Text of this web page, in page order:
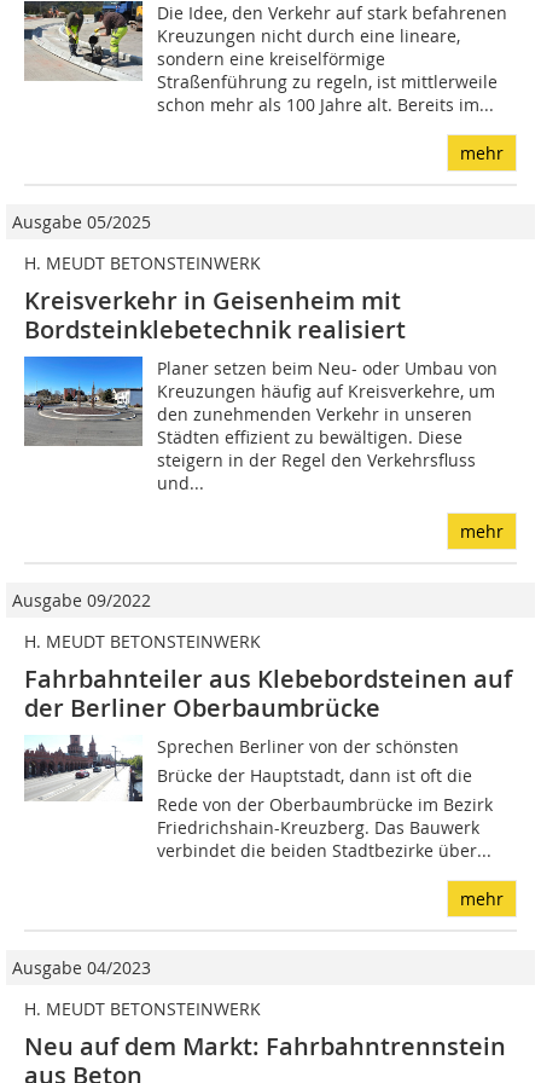
Die Idee, den Verkehr auf stark befahrenen
Kreuzungen nicht durch eine lineare,
sondern eine kreiselförmige
Straßenführung zu regeln, ist mittlerweile
schon mehr als 100 Jahre alt. Bereits im...
mehr
Ausgabe 05/2025
H. MEUDT BETONSTEINWERK
Kreisverkehr in Geisenheim mit
Bordsteinklebetechnik realisiert
Planer setzen beim Neu- oder Umbau von
Kreuzungen häufig auf Kreisverkehre, um
den zunehmenden Verkehr in unseren
Städten effizient zu bewältigen. Diese
steigern in der Regel den Verkehrsfluss
und...
mehr
Ausgabe 09/2022
H. MEUDT BETONSTEINWERK
Fahrbahnteiler aus Klebebordsteinen auf
der Berliner Oberbaumbrücke
Sprechen Berliner von der schönsten
Brücke der Hauptstadt, dann ist oft die
Rede von der Oberbaumbrücke im Bezirk
Friedrichshain-Kreuzberg. Das Bauwerk
verbindet die beiden Stadtbezirke über...
mehr
Ausgabe 04/2023
H. MEUDT BETONSTEINWERK
Neu auf dem Markt: Fahrbahntrennstein
aus Beton